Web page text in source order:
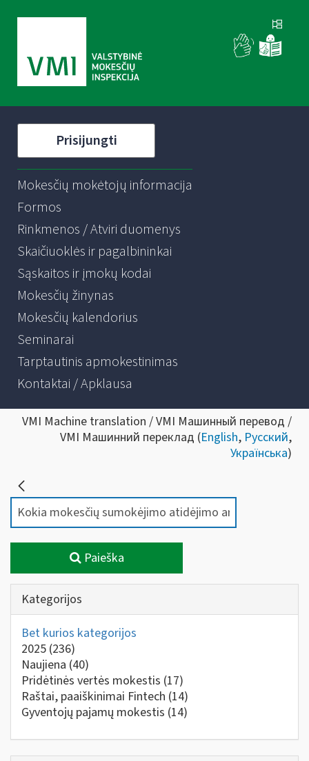
Prisijungti
Mokesčių mokėtojų informacija
Formos
Rinkmenos / Atviri duomenys
Skaičiuoklės ir pagalbininkai
Sąskaitos ir įmokų kodai
Mokesčių žinynas
Mokesčių kalendorius
Seminarai
Tarptautinis apmokestinimas
Kontaktai / Apklausa
VMI Machine translation / VMI Машинный перевод /
VMI Машинний переклад (English, Русский,
Українська)
Paieška
Kategorijos
Bet kurios kategorijos
2025 (236)
Naujiena (40)
Pridėtinės vertės mokestis (17)
Raštai, paaiškinimai Fintech (14)
Gyventojų pajamų mokestis (14)